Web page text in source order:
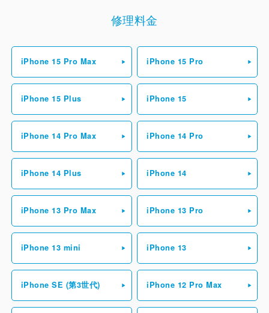
ＴＮＳ新宿マインズタワー駐車場
都庁第一本庁舎駐車場
JR新宿ミライナタワー駐車場
修理料金
iPhone 15 Pro Max iPhone 15 Pro
iPhone 15 Plus iPhone 15
iPhone 14 Pro Max iPhone 14 Pro
iPhone 14 Plus iPhone 14
iPhone 13 Pro Max iPhone 13 Pro
iPhone 13 mini iPhone 13
iPhone SE (第3世代) iPhone 12 Pro Max